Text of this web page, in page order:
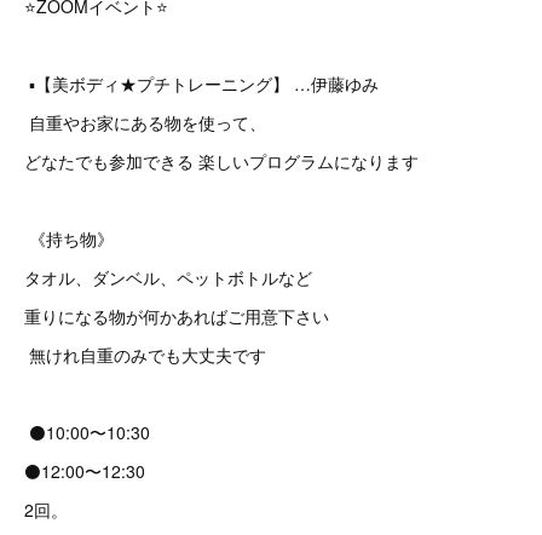
⭐️ZOOMイベント⭐️
▪️【美ボディ★プチトレーニング】 …伊藤ゆみ
自重やお家にある物を使って、
どなたでも参加できる 楽しいプログラムになります
《持ち物》
タオル、ダンベル、ペットボトルなど
重りになる物が何かあればご用意下さい
無けれ自重のみでも大丈夫です
⚫️10:00〜10:30
⚫️12:00〜12:30
2回。